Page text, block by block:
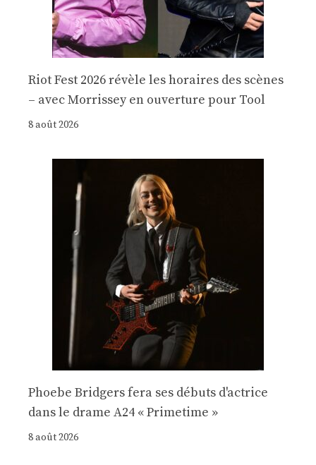
Riot Fest 2026 révèle les horaires des scènes
– avec Morrissey en ouverture pour Tool
8 août 2026
Phoebe Bridgers fera ses débuts d'actrice
dans le drame A24 « Primetime »
8 août 2026